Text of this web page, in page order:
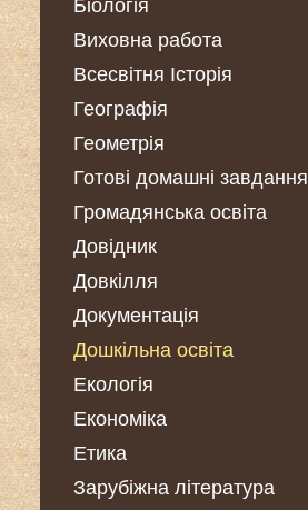
Біологія
Виховна работа
Всесвітня Історія
Географія
Геометрія
Готові домашні завдання
Громадянська освіта
Довідник
Довкілля
Документація
Дошкільна освіта
Екологія
Економіка
Етика
Зарубіжна література